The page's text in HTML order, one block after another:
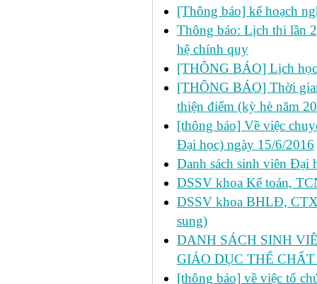
[Thông báo] kế hoạch
Thông báo: Lịch thi lần
hệ chính quy
[THÔNG BÁO] Lịch
[THÔNG BÁO] Thời
thiện điểm (kỳ hè năm
[thông báo] Về việc
Đại học) ngày 15/6/2016
Danh sách sinh viên Đại
DSSV khoa Kế toán,
DSSV khoa BHLĐ,
sung)
DANH SÁCH SINH
GIÁO DỤC THỂ
[thông báo] về việc tổ